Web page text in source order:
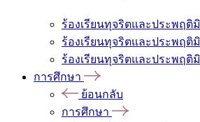
ร้องเรียนทุจริตและประพฤติ
ร้องเรียนทุจริตและประพฤติ
ร้องเรียนทุจริตและประพฤติ
การศึกษา
ย้อนกลับ
การศึกษา